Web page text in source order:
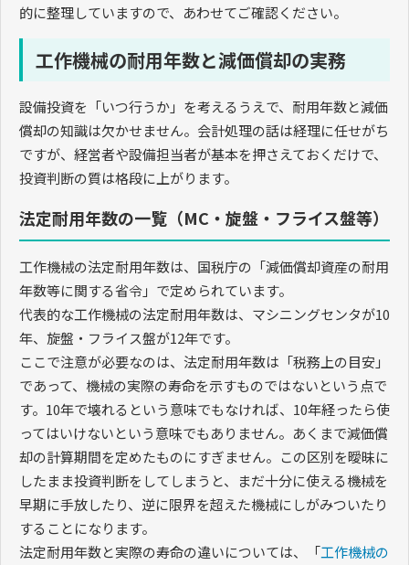
的に整理していますので、あわせてご確認ください。
工作機械の耐用年数と減価償却の実務
設備投資を「いつ行うか」を考えるうえで、耐用年数と減価
償却の知識は欠かせません。会計処理の話は経理に任せがち
ですが、経営者や設備担当者が基本を押さえておくだけで、
投資判断の質は格段に上がります。
法定耐用年数の一覧（MC・旋盤・フライス盤等）
工作機械の法定耐用年数は、国税庁の「減価償却資産の耐用
年数等に関する省令」で定められています。
代表的な工作機械の法定耐用年数は、マシニングセンタが10
年、旋盤・フライス盤が12年です。
ここで注意が必要なのは、法定耐用年数は「税務上の目安」
であって、機械の実際の寿命を示すものではないという点で
す。10年で壊れるという意味でもなければ、10年経ったら使
ってはいけないという意味でもありません。あくまで減価償
却の計算期間を定めたものにすぎません。この区別を曖昧に
したまま投資判断をしてしまうと、まだ十分に使える機械を
早期に手放したり、逆に限界を超えた機械にしがみついたり
することになります。
法定耐用年数と実際の寿命の違いについては、「工作機械の